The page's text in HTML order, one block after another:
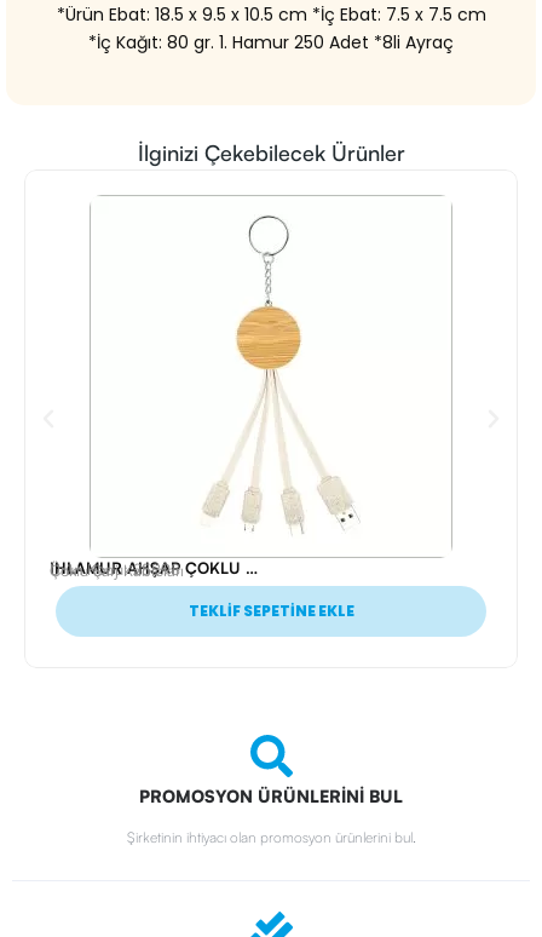
*Ürün Ebat: 18.5 x 9.5 x 10.5 cm *İç Ebat: 7.5 x 7.5 cm
*İç Kağıt: 80 gr. 1. Hamur 250 Adet *8li Ayraç
İlginizi Çekebilecek Ürünler
IHLAMUR AHŞAP ÇOKLU KABLO
Ürün Kodu: 25898
Çoklu Şarj Kabloları
TEKLİF SEPETİNE EKLE
PROMOSYON ÜRÜNLERİNİ BUL
Şirketinin ihtiyacı olan promosyon ürünlerini bul.